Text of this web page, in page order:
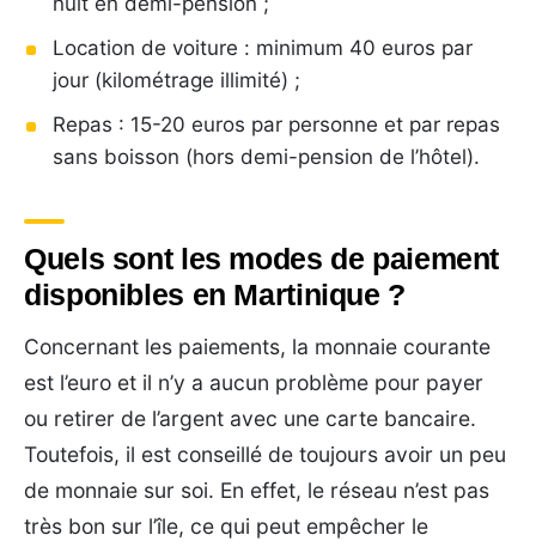
Location de voiture : minimum 40 euros par
jour (kilométrage illimité) ;
Repas : 15-20 euros par personne et par repas
sans boisson (hors demi-pension de l’hôtel).
Quels sont les modes de paiement
disponibles en Martinique ?
Concernant les paiements, la monnaie courante
est l’euro et il n’y a aucun problème pour payer
ou retirer de l’argent avec une carte bancaire.
Toutefois, il est conseillé de toujours avoir un peu
de monnaie sur soi. En effet, le réseau n’est pas
très bon sur l’île, ce qui peut empêcher le